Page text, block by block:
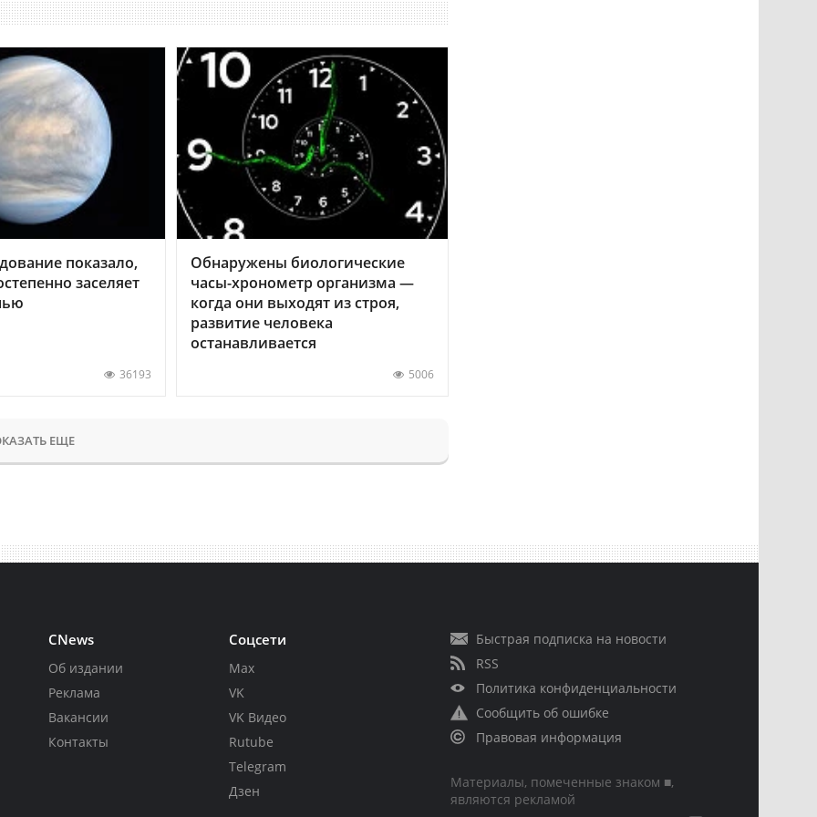
показало,
заселяет
36193
Обнаружены биологические
часы-хронометр организма —
когда они выходят из строя,
развитие человека
останавливается
5006
ЕЩЕ
CNews
Об издании
Реклама
Вакансии
Контакты
Соцсети
Max
VK
VK Видео
Rutube
Telegram
Дзен
Быстрая подписка на новости
RSS
Политика конфиденциальности
Сообщить об ошибке
Правовая информация
Материалы, помеченные знаком ■,
являются рекламой